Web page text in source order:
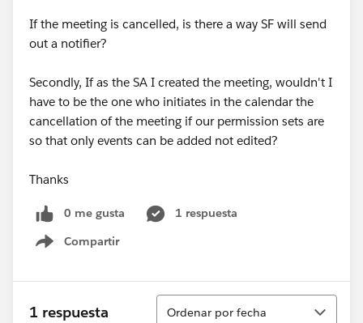
If the meeting is cancelled, is there a way SF will send
out a notifier?
Secondly, If as the SA I created the meeting, wouldn't I
have to be the one who initiates in the calendar the
cancellation of the meeting if our permission sets are
so that only events can be added not edited?
Thanks
0 me gusta
1 respuesta
Compartir
Show menu
1 respuesta
Ordenar
Ordenar por fecha